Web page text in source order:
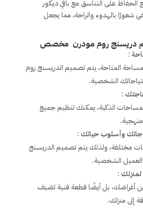
الحفاظ على التناسق مع باقي ديكور
شعورًا بالهدوء والراحة، مما يجعل
دريسنج روم مودرن مخصص
:
المتاحة، يتم تصميم الدريسنج روم
الشخصية.
:
الذكية، يمكنك تنظيم جميع
وأسلوب حياتك:
مختلفة، ولذلك يتم تصميم الدريسنج
الشخصية.
:
أغراضك، بل أيضًا قطعة فنية تضيف
إلى منزلك.